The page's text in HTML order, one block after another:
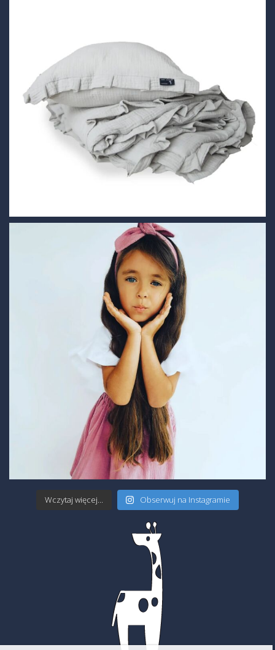
Wczytaj więcej... Obserwuj na Instagramie